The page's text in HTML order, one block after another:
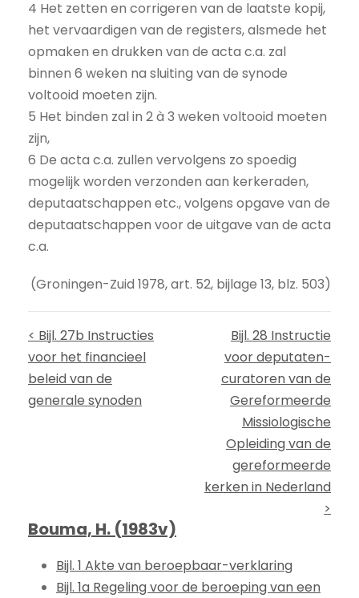
4 Het zetten en corrigeren van de laatste kopij,
het vervaardigen van de registers, alsmede het
opmaken en drukken van de acta c.a. zal
binnen 6 weken na sluiting van de synode
voltooid moeten zijn.
5 Het binden zal in 2 à 3 weken voltooid moeten
zijn,
6 De acta c.a. zullen vervolgens zo spoedig
mogelijk worden verzonden aan kerkeraden,
deputaatschappen etc., volgens opgave van de
deputaatschappen voor de uitgave van de acta
c.a.
(Groningen-Zuid 1978, art. 52, bijlage 13, blz. 503)
< Bijl. 27b Instructies
voor het financieel
beleid van de
generale synoden
Bijl. 28 Instructie
voor deputaten-
curatoren van de
Gereformeerde
Missiologische
Opleiding van de
gereformeerde
kerken in Nederland
>
Bouma, H. (1983v)
Bijl. 1 Akte van beroepbaar-verklaring
Bijl. 1a Regeling voor de beroeping van een